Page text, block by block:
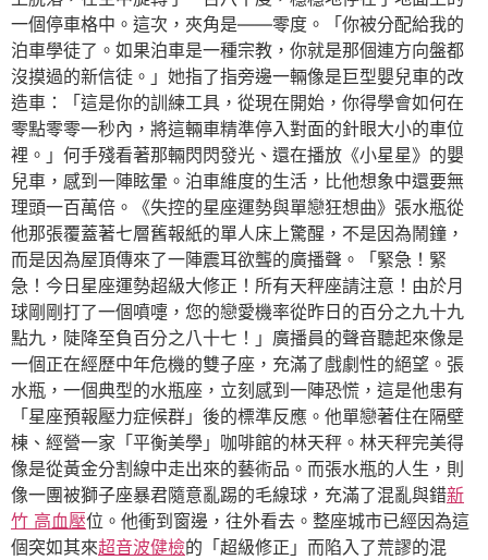
一個停車格中。這次，夾角是——零度。「你被分配給我的
泊車學徒了。如果泊車是一種宗教，你就是那個連方向盤都
沒摸過的新信徒。」她指了指旁邊一輛像是巨型嬰兒車的改
造車：「這是你的訓練工具，從現在開始，你得學會如何在
零點零零一秒內，將這輛車精準停入對面的針眼大小的車位
裡。」何手殘看著那輛閃閃發光、還在播放《小星星》的嬰
兒車，感到一陣眩暈。泊車維度的生活，比他想象中還要無
理頭一百萬倍。《失控的星座運勢與單戀狂想曲》張水瓶從
他那張覆蓋著七層舊報紙的單人床上驚醒，不是因為鬧鐘，
而是因為屋頂傳來了一陣震耳欲聾的廣播聲。「緊急！緊
急！今日星座運勢超級大修正！所有天秤座請注意！由於月
球剛剛打了一個噴嚏，您的戀愛機率從昨日的百分之九十九
點九，陡降至負百分之八十七！」廣播員的聲音聽起來像是
一個正在經歷中年危機的雙子座，充滿了戲劇性的絕望。張
水瓶，一個典型的水瓶座，立刻感到一陣恐慌，這是他患有
「星座預報壓力症候群」後的標準反應。他單戀著住在隔壁
棟、經營一家「平衡美學」咖啡館的林天秤。林天秤完美得
像是從黃金分割線中走出來的藝術品。而張水瓶的人生，則
像一團被獅子座暴君隨意亂踢的毛線球，充滿了混亂與錯新
竹 高血壓位。他衝到窗邊，往外看去。整座城市已經因為這
個突如其來超音波健檢的「超級修正」而陷入了荒謬的混